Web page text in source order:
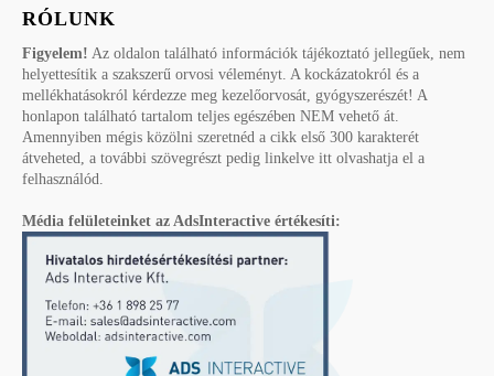
RÓLUNK
Figyelem! Az oldalon található információk tájékoztató jellegűek, nem
helyettesítik a szakszerű orvosi véleményt. A kockázatokról és a
mellékhatásokról kérdezze meg kezelőorvosát, gyógyszerészét! A
honlapon található tartalom teljes egészében NEM vehető át.
Amennyiben mégis közölni szeretnéd a cikk első 300 karakterét
átveheted, a további szövegrészt pedig linkelve itt olvashatja el a
felhasználód.
Média felületeinket az AdsInteractive értékesíti: